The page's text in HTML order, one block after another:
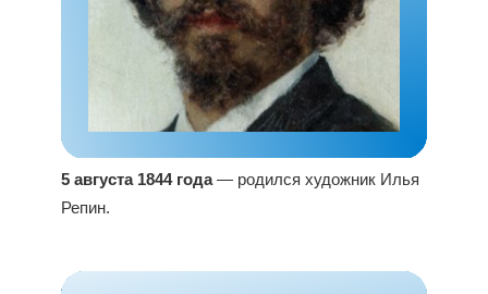
5 августа 1844 года— родился художник Илья
Репин.